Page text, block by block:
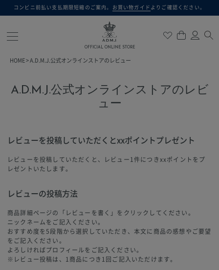
コンビニ前払い支払期限短縮のご案内。 お買い物ガイド よりご確認ください。
OFFICIAL ONLINE STORE
検索
HOME A.D.M.J.公式オンラインストアのレビュー
A.D.M.J.公式オンラインストアのレビ
ュー
レビューを投稿していただくとxxポイントプレゼント
レビューを投稿していただくと、レビュー1件につきxxポイントをプ
レゼントいたします。
レビューの投稿方法
商品詳細ページの「レビューを書く」をクリックしてください。
ニックネームをご記入ください。
おすすめ度を5段階から選択していただき、本文に商品の感想やご要望
をご記入ください。
よろしければプロフィールをご記入ください。
※レビュー投稿は、1商品につき1回ご記入いただけます。